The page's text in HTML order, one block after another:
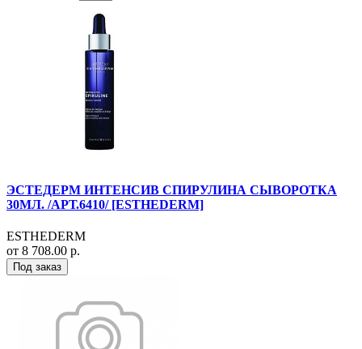
ЭСТЕДЕРМ ИНТЕНСИВ СПИРУЛИНА СЫВОРОТКА
30МЛ. /АРТ.6410/ [ESTHEDERM]
ESTHEDERM
от 8 708.00 р.
Под заказ